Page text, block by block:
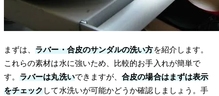
まずは、ラバー・合皮のサンダルの洗い方を紹介します。
これらの素材は水に強いため、比較的お手入れが簡単で
す。ラバーは丸洗いできますが、合皮の場合はまずは表示
をチェックして水洗いが可能かどうか確認しましょう。手